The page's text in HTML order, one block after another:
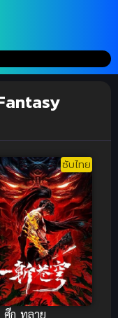
ซับไทย
ศึก ทลาย